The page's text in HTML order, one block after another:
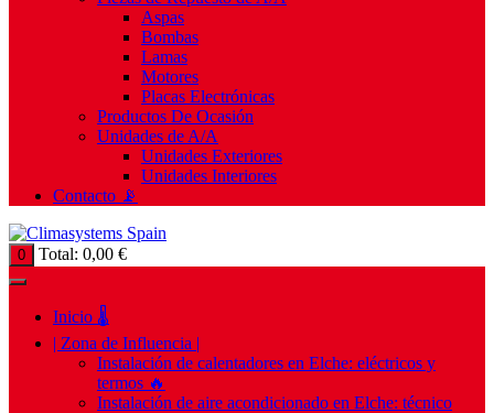
Aspas
Bombas
Lamas
Motores
Placas Electrónicas
Productos De Ocasión
Unidades de A/A
Unidades Exteriores
Unidades Interiores
Contacto 📡
0 Total: 0,00 €
Inicio 🌡️
| Zona de Influencia |
Instalación de calentadores en Elche: eléctricos y
termos 🔥
Instalación de aire acondicionado en Elche: técnico